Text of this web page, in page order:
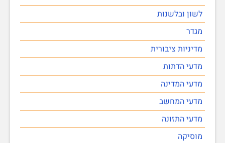
לשון ובלשנות
מגדר
מדיניות ציבורית
מדעי הדתות
מדעי המדינה
מדעי המחשב
מדעי התזונה
מוסיקה